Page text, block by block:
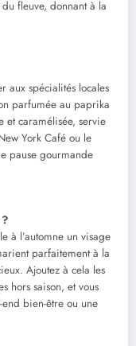
fleuve, donnant à la
aux spécialités locales
parfumée au paprika
et caramélisée, servie
York Café ou le
pause gourmande
à l’automne un visage
parfaitement à la
Ajoutez à cela les
hors saison, et vous
bien-être ou une